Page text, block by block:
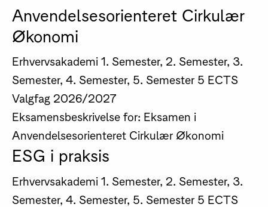
Anvendelsesorienteret Cirkulær
Økonomi
Erhvervsakademi 1. Semester, 2. Semester, 3.
Semester, 4. Semester, 5. Semester 5 ECTS
Valgfag 2026/2027
Eksamensbeskrivelse for: Eksamen i
Anvendelsesorienteret Cirkulær Økonomi
ESG i praksis
Erhvervsakademi 1. Semester, 2. Semester, 3.
Semester, 4. Semester, 5. Semester 5 ECTS